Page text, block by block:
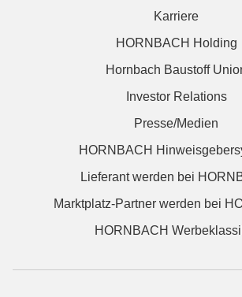
Karriere
HORNBACH Holding
Hornbach Baustoff
Investor Relations
Presse/Medien
HORNBACH
Lieferant werden bei
Marktplatz-Partner werden bei
HORNBACH